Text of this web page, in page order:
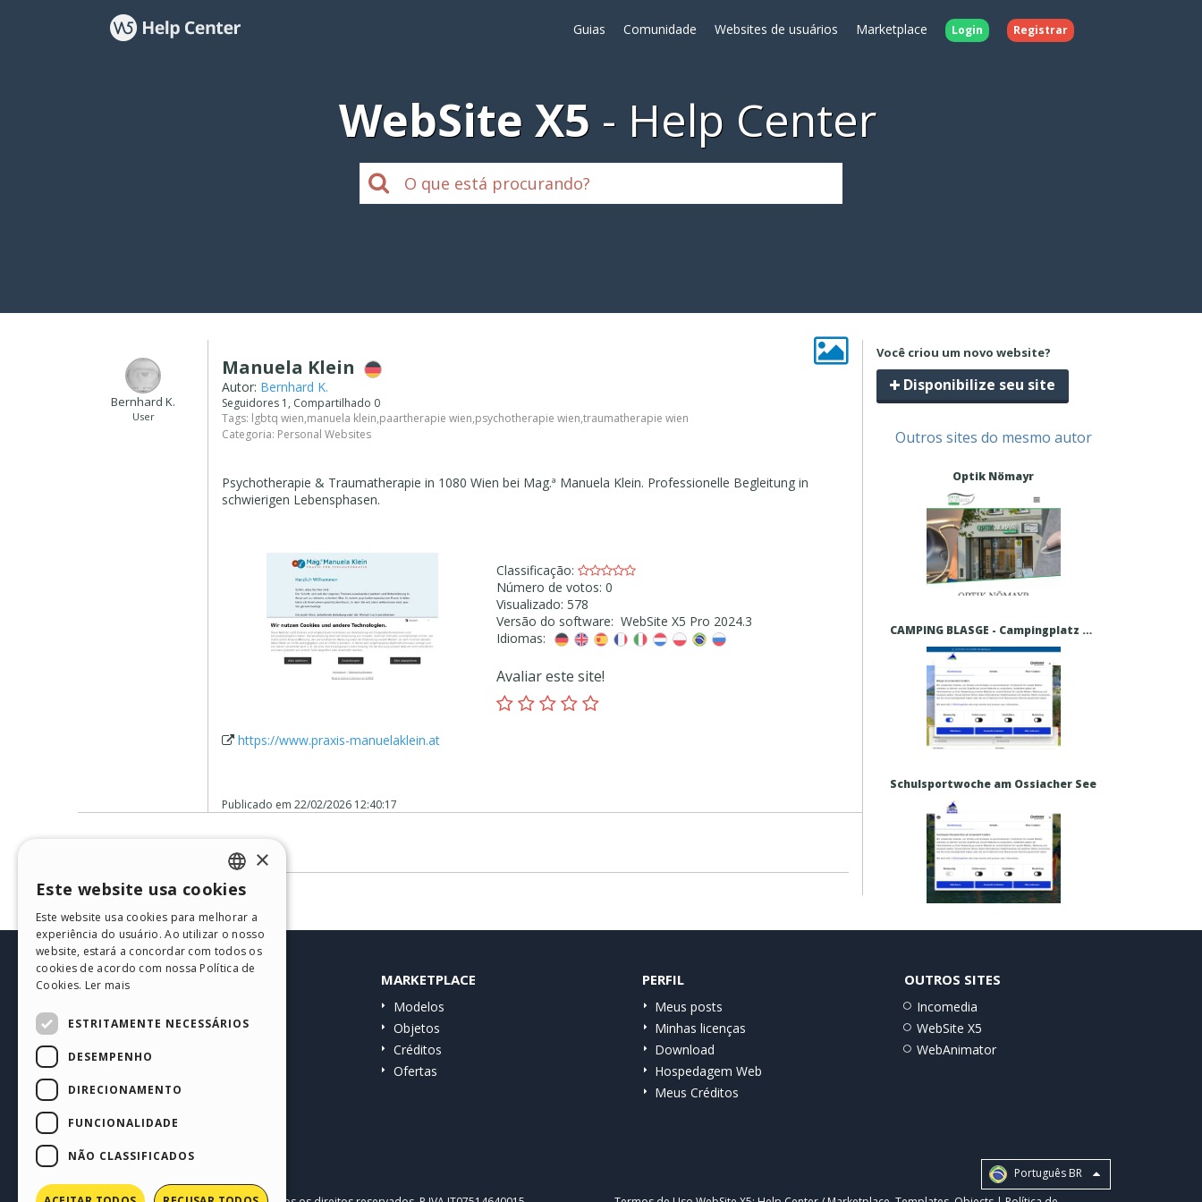
Guias Comunidade Websites de usuários Marketplace Login Registrar
WebSite X5 Help Center
Bernhard K.
User
Manuela Klein
Autor: Bernhard K.
Seguidores 1, Compartilhado 0
Tags: lgbtq wien,manuela klein,paartherapie wien,psychotherapie wien,traumatherapie wien
Categoria: Personal Websites
Psychotherapie & Traumatherapie in 1080 Wien bei Mag.ª Manuela Klein. Professionelle Begleitung in
schwierigen Lebensphasen.
Classificação:
Número de votos: 0
Visualizado: 578
Versão do software: WebSite X5 Pro 2024.3
Idiomas:
Avaliar este site!
https://www.praxis-manuelaklein.at
Publicado em22/02/2026 12:40:17
Sem comentários
Você criou um novo website?
Disponibilize seu site
Outros sites do mesmo autor
Optik Nömayr
CAMPING BLASGE - Campingplatz Blasge am Ossiacher See – Urlaub direkt am Ossiacher See
Schulsportwoche am Ossiacher See
HELP CENTER
Comunidade
Websites de usuários
MARKETPLACE
Modelos
Objetos
Créditos
Ofertas
PERFIL
Meus posts
Minhas licenças
Download
Hospedagem Web
Meus Créditos
OUTROS SITES
Incomedia
WebSite X5
WebAnimator
Português BR
ENGLISH
ITALIAN
GERMAN
PORTUGUESE
×
Este website usa cookies
Este website usa cookies para melhorar a
experiência do usuário. Ao utilizar o nosso
website, estará a concordar com todos os
cookies de acordo com nossa Política de
Cookies. Ler mais
ESTRITAMENTE NECESSÁRIOS
DESEMPENHO
DIRECIONAMENTO
FUNCIONALIDADE
NÃO CLASSIFICADOS